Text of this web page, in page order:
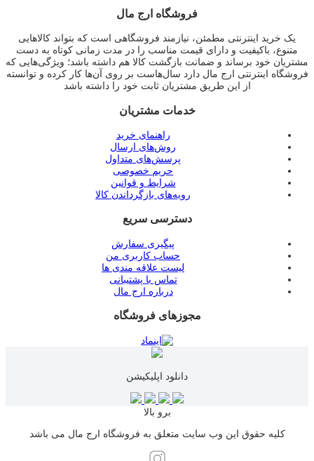
فروشگاه ارج مال
یک خرید اینترنتی مطمئن، نیازمند فروشگاهی است که بتواند کالاهایی
متنوع، باکیفیت و دارای قیمت مناسب را در مدت زمانی کوتاه به دست
مشتریان خود برساند و ضمانت بازگشت کالا هم داشته باشد؛ ویژگی‌هایی که
فروشگاه اینترنتی ارج مال دارد سال‌هاست بر روی آن‌ها کار کرده و توانسته
از این طریق مشتریان ثابت خود را داشته باشد
خدمات مشتریان
راهنمای خرید
روش‌های ارسال
پرسش‌های متداول
حریم خصوصی
شرایط و قوانین
رویه‌های بازگرداندن کالا
دسترسی سریع
پیگیری سفارش
حساب کاربری من
لیست علاقه مندی ها
تماس با پشتیبانی
درباره ارج مال
مجوزهای فروشگاه
دانلود اپلیکیشن
برو بالا
کلیه حقوق این وب سایت متعلق به فروشگاه ارج مال می باشد